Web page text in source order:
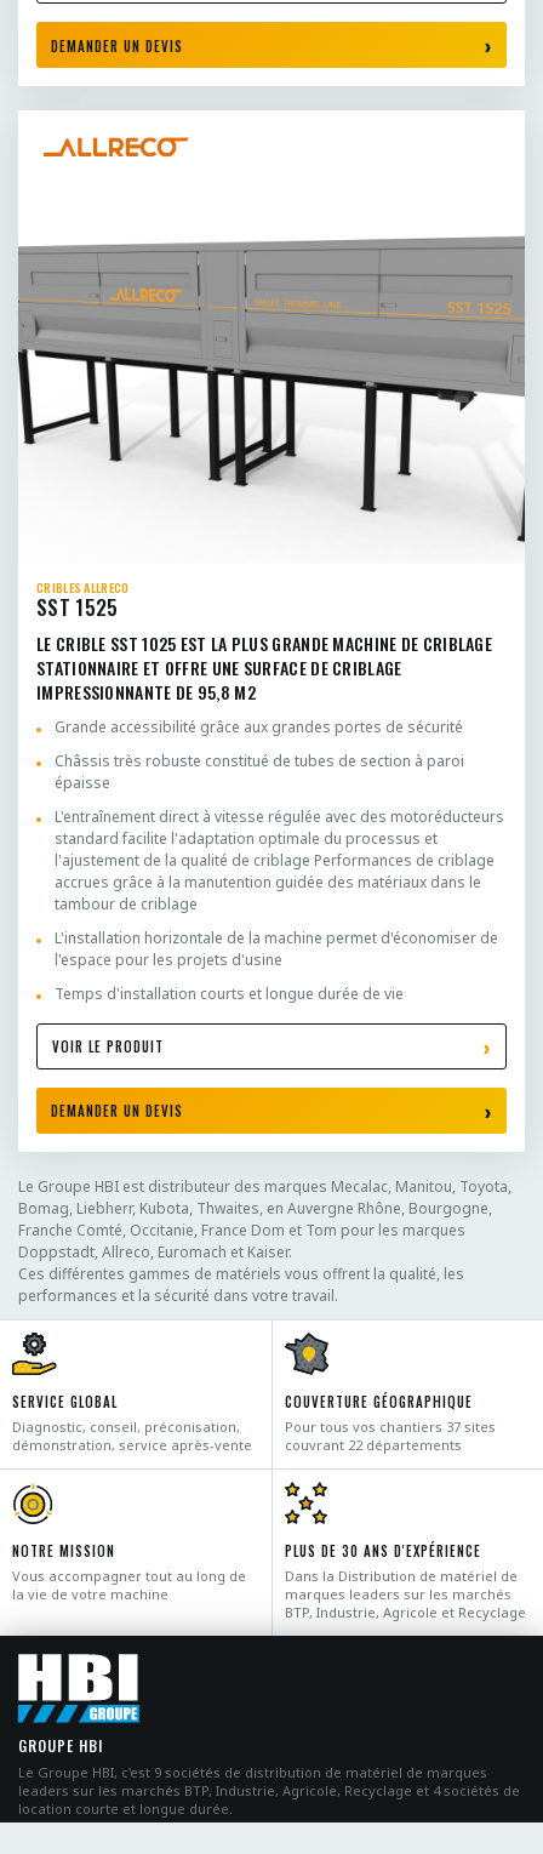
DEMANDER UN DEVIS
CRIBLES ALLRECO
SST 1525
LE CRIBLE SST 1025 EST LA PLUS GRANDE MACHINE DE CRIBLAGE
STATIONNAIRE ET OFFRE UNE SURFACE DE CRIBLAGE
IMPRESSIONNANTE DE 95,8 M2
Grande accessibilité grâce aux grandes portes de sécurité
Châssis très robuste constitué de tubes de section à paroi
épaisse
L'entraînement direct à vitesse régulée avec des motoréducteurs
standard facilite l'adaptation optimale du processus et
l'ajustement de la qualité de criblage Performances de criblage
accrues grâce à la manutention guidée des matériaux dans le
tambour de criblage
L'installation horizontale de la machine permet d'économiser de
l'espace pour les projets d'usine
Temps d'installation courts et longue durée de vie
VOIR LE PRODUIT
DEMANDER UN DEVIS
Le Groupe HBI est distributeur des marques Mecalac, Manitou, Toyota,
Bomag, Liebherr, Kubota, Thwaites, en Auvergne Rhône, Bourgogne,
Franche Comté, Occitanie, France Dom et Tom pour les marques
Doppstadt, Allreco, Euromach et Kaiser.
Ces différentes gammes de matériels vous offrent la qualité, les
performances et la sécurité dans votre travail.
SERVICE GLOBAL
Diagnostic, conseil, préconisation,
démonstration, service après-vente
COUVERTURE GÉOGRAPHIQUE
Pour tous vos chantiers 37 sites
couvrant 22 départements
NOTRE MISSION
Vous accompagner tout au long de
la vie de votre machine
PLUS DE 30 ANS D'EXPÉRIENCE
Dans la Distribution de matériel de
marques leaders sur les marchés
BTP, Industrie, Agricole et Recyclage
GROUPE HBI
Le Groupe HBI, c'est 9 sociétés de distribution de matériel de marques
leaders sur les marchés BTP, Industrie, Agricole, Recyclage et 4 sociétés de
location courte et longue durée.